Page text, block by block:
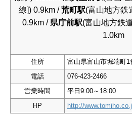
線]) 0.9km /荒町駅(富山地方鉄
0.9km / 県庁前駅(富山地方鉄
1.0km
住所
富山県富山市堀端町1
電話
076-423-2466
営業時間
平日9:00～18:00
HP
http://